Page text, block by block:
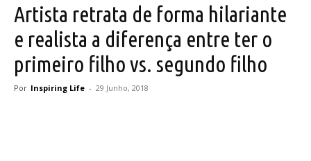
Artista retrata de forma hilariante
e realista a diferença entre ter o
primeiro filho vs. segundo filho
Por Inspiring Life - 29 Junho, 2018